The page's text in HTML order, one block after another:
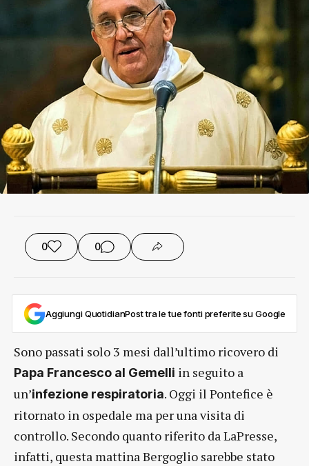
0 0
Aggiungi QuotidianPost tra le tue fonti preferite su Google
Sono passati solo 3 mesi dall’ultimo ricovero di
Papa Francesco al Gemelli in seguito a
un’infezione respiratoria. Oggi il Pontefice è
ritornato in ospedale ma per una visita di
controllo. Secondo quanto riferito da LaPresse,
infatti, questa mattina Bergoglio sarebbe stato